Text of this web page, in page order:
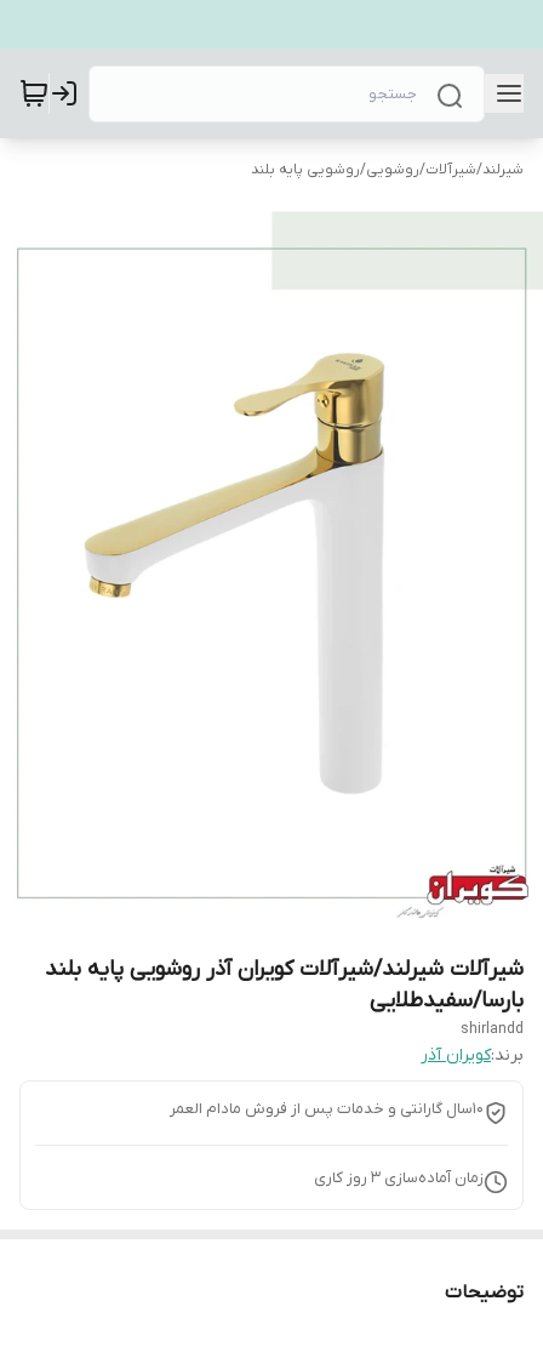
شیرلند/شیرآلات/روشویی/روشویی پایه بلند
شیرآلات شیرلند/شیرآلات کویران آذر روشویی پایه بلند
بارسا/سفیدطلایی
shirlandd
برند:کویران آذر
10سال گارانتی و خدمات پس از فروش مادام العمر
زمان آماده‌سازی 3 روز کاری
توضیحات